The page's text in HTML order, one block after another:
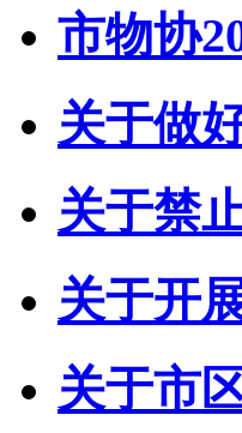
市物协
关于做
关于禁
关于开
关于市